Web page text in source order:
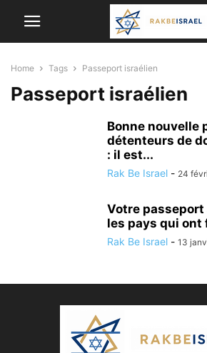
Home Tags Passeport israélien
Passeport israélien
Bonne nouvelle
détenteurs de
: il est...
Rak Be Israel - 24
Votre passeport
les pays qui ont
Rak Be Israel - 13